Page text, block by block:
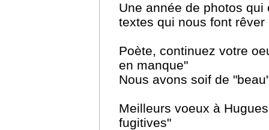
Une année de photos
textes qui nous font rêver
Poète, continuez votre
en manque"
Nous avons soif de
Meilleurs voeux à
fugitives"